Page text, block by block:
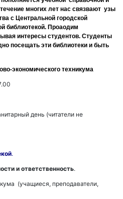
многих лет нас связвают узы
с Центральной городской
библиотекой. Проаодим
интересы студентов. Студенты
посещать эти библиотеки и быть
экономического техникума
день (читатели не
.
и ответственность.
(учащиеся, преподаватели,